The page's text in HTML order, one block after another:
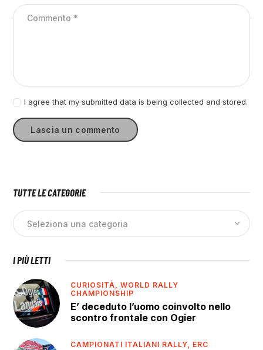
I agree that my submitted data is being collected and stored.
TUTTE LE CATEGORIE
I PIÙ LETTI
CURIOSITÀ,WORLD RALLY
CHAMPIONSHIP
E’ deceduto l’uomo coinvolto nello
scontro frontale con Ogier
CAMPIONATI ITALIANI RALLY, ERC